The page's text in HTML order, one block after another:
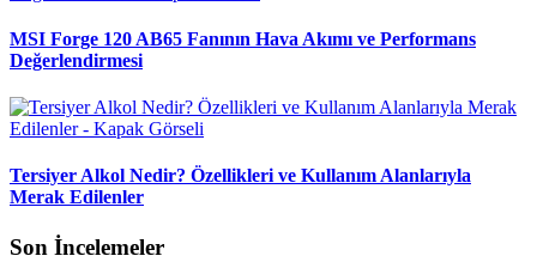
MSI Forge 120 AB65 Fanının Hava Akımı ve Performans
Değerlendirmesi
Tersiyer Alkol Nedir? Özellikleri ve Kullanım Alanlarıyla
Merak Edilenler
Son İncelemeler